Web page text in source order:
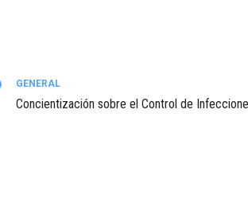
GENERAL
Concientización sobre el Control de